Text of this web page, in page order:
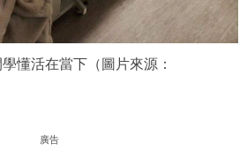
懂活在當下（圖片來源：
廣告